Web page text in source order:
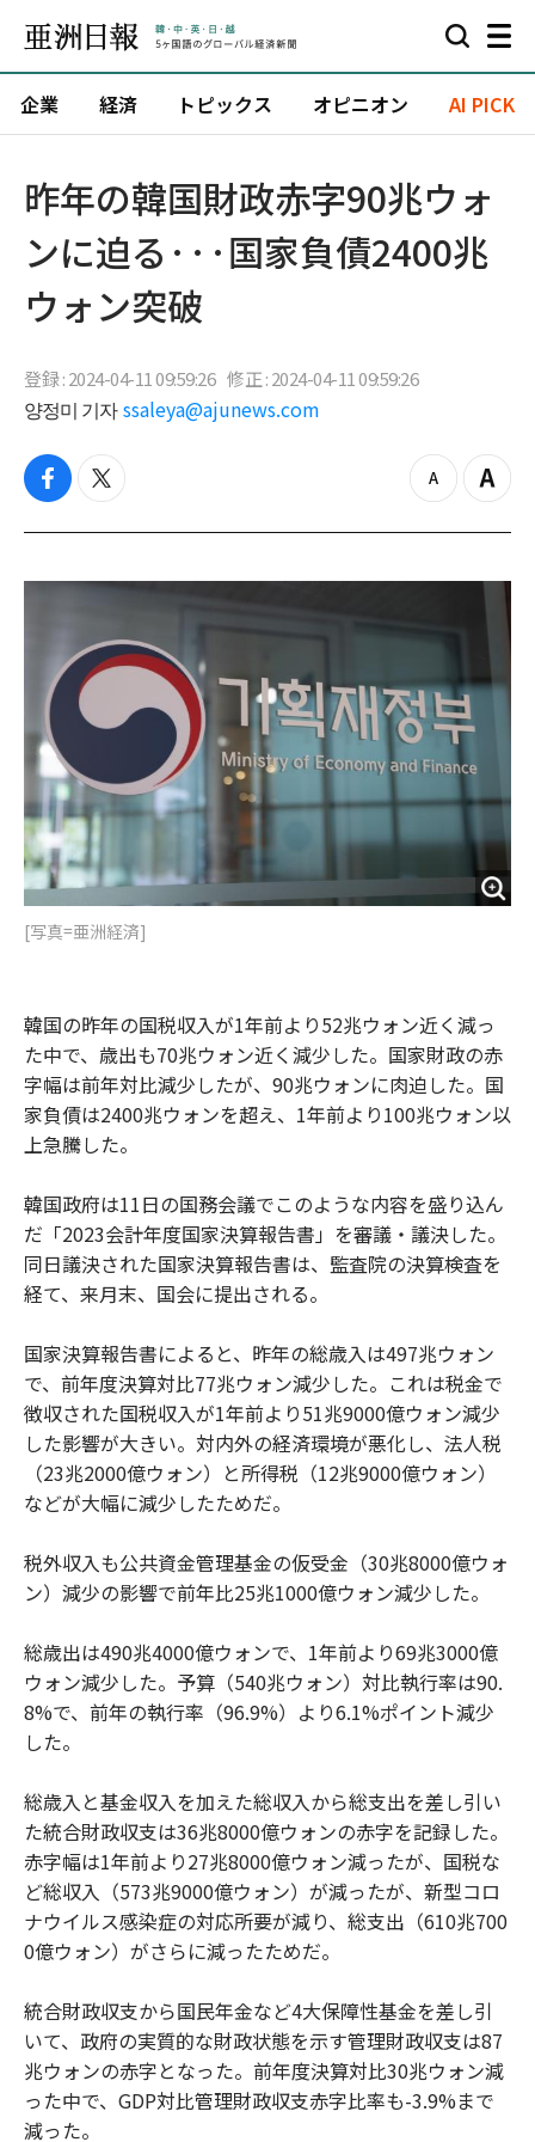
企業 経済 トピックス オピニオン AI PICK
昨年の韓国財政赤字90兆ウォ
ンに迫る···国家負債2400兆
ウォン突破
登録 : 2024-04-11 09:59:26 修正 : 2024-04-11 09:59:26
양정미 기자 ssaleya@ajunews.com
f
c
b
t
i
t
z
o
o
Z
o
i
[写真=亜洲経済]
韓国の昨年の国税収入が1年前より52兆ウォン近く減っ
た中で、歳出も70兆ウォン近く減少した。国家財政の赤
字幅は前年対比減少したが、90兆ウォンに肉迫した。国
家負債は2400兆ウォンを超え、1年前より100兆ウォン以
上急騰した。
韓国政府は11日の国務会議でこのような内容を盛り込ん
だ「2023会計年度国家決算報告書」を審議・議決した。
同日議決された国家決算報告書は、監査院の決算検査を
経て、来月末、国会に提出される。
国家決算報告書によると、昨年の総歳入は497兆ウォン
で、前年度決算対比77兆ウォン減少した。これは税金で
徴収された国税収入が1年前より51兆9000億ウォン減少
した影響が大きい。対内外の経済環境が悪化し、法人税
（23兆2000億ウォン）と所得税（12兆9000億ウォン）
などが大幅に減少したためだ。
税外収入も公共資金管理基金の仮受金（30兆8000億ウォ
ン）減少の影響で前年比25兆1000億ウォン減少した。
総歳出は490兆4000億ウォンで、1年前より69兆3000億
ウォン減少した。予算（540兆ウォン）対比執行率は90.
8%で、前年の執行率（96.9%）より6.1%ポイント減少
した。
総歳入と基金収入を加えた総収入から総支出を差し引い
た統合財政収支は36兆8000億ウォンの赤字を記録した。
赤字幅は1年前より27兆8000億ウォン減ったが、国税な
ど総収入（573兆9000億ウォン）が減ったが、新型コロ
ナウイルス感染症の対応所要が減り、総支出（610兆700
0億ウォン）がさらに減ったためだ。
統合財政収支から国民年金など4大保障性基金を差し引
いて、政府の実質的な財政状態を示す管理財政収支は87
兆ウォンの赤字となった。前年度決算対比30兆ウォン減
った中で、GDP対比管理財政収支赤字比率も-3.9%まで
減った。